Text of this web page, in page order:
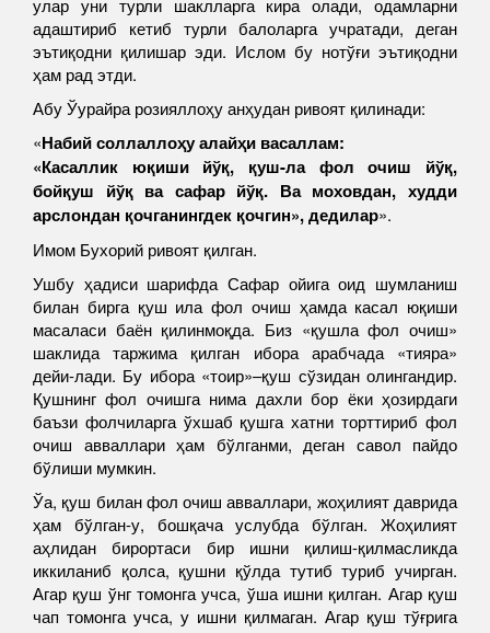
улар уни турли шаклларга кира олади, одамларни
адаштириб кетиб турли балоларга учратади, деган
эътиқодни қилишар эди. Ислом бу нотўғи эътиқодни
ҳам рад этди.
Абу Ўурайра розияллоҳу анҳудан ривоят қилинади:
«Набий соллаллоҳу алайҳи васаллам:
«Касаллик юқиши йўқ, қуш-ла фол очиш йўқ,
бойқуш йўқ ва сафар йўқ. Ва моховдан, худди
арслондан қочганингдек қочгин», дедилар».
Имом Бухорий ривоят қилган.
Ушбу ҳадиси шарифда Сафар ойига оид шумланиш
билан бирга қуш ила фол очиш ҳамда касал юқиши
масаласи баён қилинмоқда. Биз «қушла фол очиш»
шаклида таржима қилган ибора арабчада «тияра»
дейи-лади. Бу ибора «тоир»–қуш сўзидан олингандир.
Қушнинг фол очишга нима дахли бор ёки ҳозирдаги
баъзи фолчиларга ўхшаб қушга хатни торттириб фол
очиш авваллари ҳам бўлганми, деган савол пайдо
бўлиши мумкин.
Ўа, қуш билан фол очиш авваллари, жоҳилият даврида
ҳам бўлган-у, бошқача услубда бўлган. Жоҳилият
аҳлидан бирортаси бир ишни қилиш-қилмасликда
иккиланиб қолса, қушни қўлда тутиб туриб учирган.
Агар қуш ўнг томонга учса, ўша ишни қилган. Агар қуш
чап томонга учса, у ишни қилмаган. Агар қуш тўғрига